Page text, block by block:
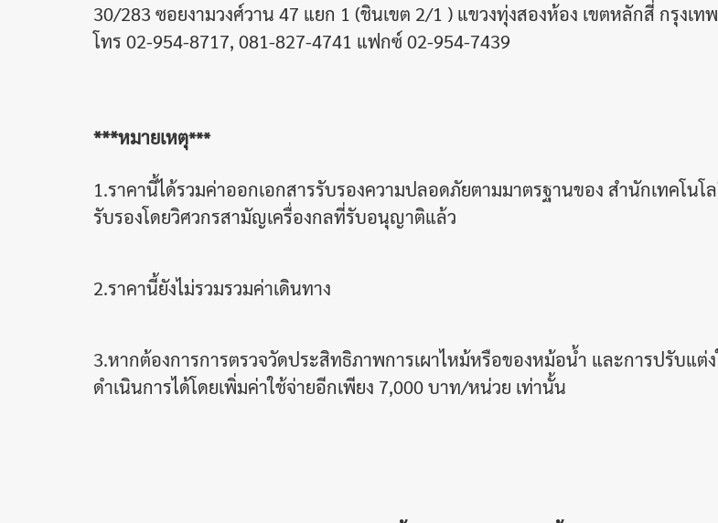
30/283 ซอยงามวงศ์วาน 47 แยก 1 (ชินเขต 2/1 ) แขวงทุ่งสองห้อง เขตหลักสี่ กรุงเท
โทร 02-954-8717, 081-827-4741 แฟกซ์ 02-954-7439
***หมายเหตุ***
1.ราคานี้ได้รวมค่าออกเอกสารรับรองความปลอดภัยตามมาตรฐานของ สำนักเทคโน
รับรองโดยวิศวกรสามัญเครื่องกลที่รับอนุญาติแล้ว
2.ราคานี้ยังไม่รวมรวมค่าเดินทาง
3.หากต้องการการตรวจวัดประสิทธิภาพการเผาไหม้หรือของหม้อน้ำ และการปรับแ
ดำเนินการได้โดยเพิ่มค่าใช้จ่ายอีกเพียง 7,000 บาท/หน่วย เท่านั้น